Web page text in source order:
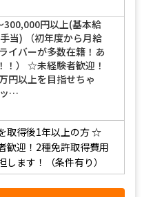
300,000円以上(基本給
当) （初年度から月給
イバーが多数在籍！あ
！） ☆未経験者歓迎！
円以上を目指せちゃ
…
取得後1年以上の方☆
歓迎！2種免許取得費用
します！（条件有り）